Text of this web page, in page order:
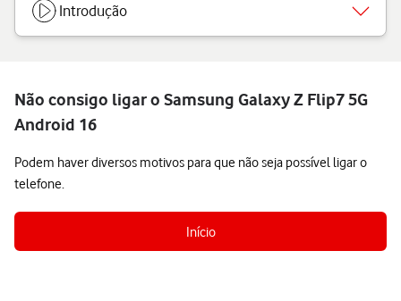
Introdução
Não consigo ligar o Samsung Galaxy Z Flip7 5G
Android 16
Podem haver diversos motivos para que não seja possível ligar o
telefone.
Início